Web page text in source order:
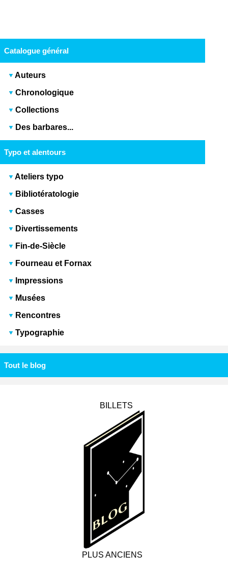
Catalogue général
Auteurs
Chronologique
Collections
Des barbares...
Typo et alentours
Ateliers typo
Bibliotératologie
Casses
Divertissements
Fin-de-Siècle
Fourneau et Fornax
Impressions
Musées
Rencontres
Typographie
Tout le blog
BILLETS
PLUS ANCIENS